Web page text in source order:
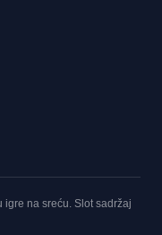
igre na sreću. Slot sadržaj